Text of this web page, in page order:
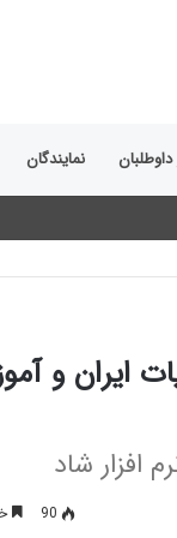
داوطلبان نمایندگان
ایران و
افزار شاد
90